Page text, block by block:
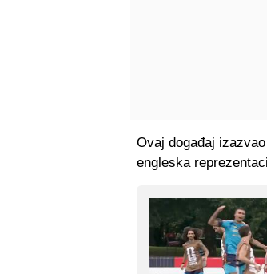
Ovaj događaj
engleska